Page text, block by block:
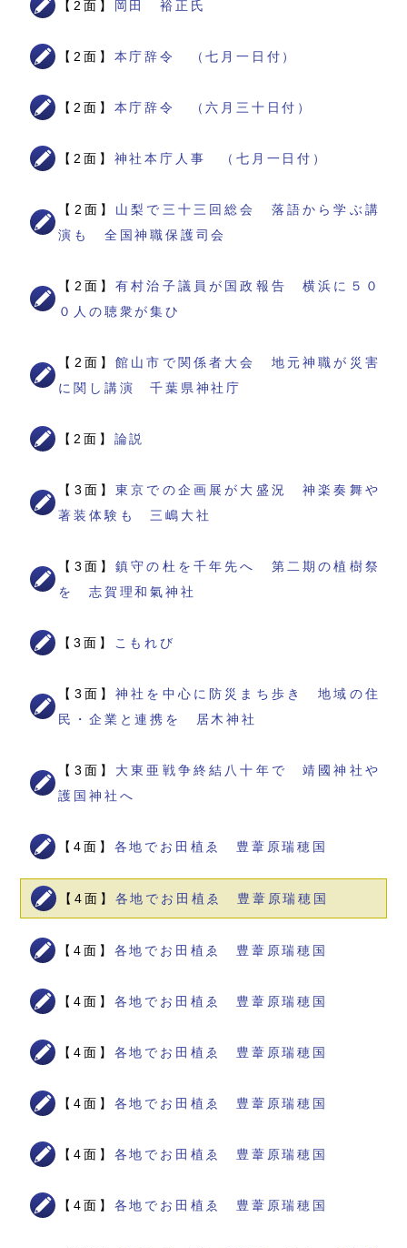
【2面】 岡田 裕正氏
【2面】 本庁辞令 （七月一日付）
【2面】 本庁辞令 （六月三十日付）
【2面】 神社本庁人事 （七月一日付）
【2面】 山梨で三十三回総会 落語から学ぶ講
演も 全国神職保護司会
【2面】有村治子議員が国政報告 横浜に５０
０人の聴衆が集ひ
【2面】館山市で関係者大会 地元神職が災害
に関し講演 千葉県神社庁
【2面】 論説
【3面】東京での企画展が大盛況 神楽奏舞や
著装体験も 三嶋大社
【3面】鎮守の杜を千年先へ 第二期の植樹祭
を 志賀理和氣神社
【3面】 こもれび
【3面】神社を中心に防災まち歩き 地域の住
民・企業と連携を 居木神社
【3面】 大東亜戦争終結八十年で 靖國神社や
護国神社へ
【4面】 各地でお田植ゑ 豊葦原瑞穂国
【4面】 各地でお田植ゑ 豊葦原瑞穂国
【4面】 各地でお田植ゑ 豊葦原瑞穂国
【4面】 各地でお田植ゑ 豊葦原瑞穂国
【4面】 各地でお田植ゑ 豊葦原瑞穂国
【4面】 各地でお田植ゑ 豊葦原瑞穂国
【4面】 各地でお田植ゑ 豊葦原瑞穂国
【4面】 各地でお田植ゑ 豊葦原瑞穂国